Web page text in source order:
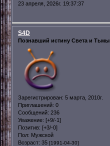
23 апреля, 2026г. 19:37:37
S4D
Познавший истину Света и Тьмы
Зарегистрирован: 5 марта, 2010г.
Приглашений: 0
Сообщений: 236
Уважение: [+9/-1]
Позитив: [+3/-0]
Пол: Мужской
Возраст: 35 [1991-04-30]